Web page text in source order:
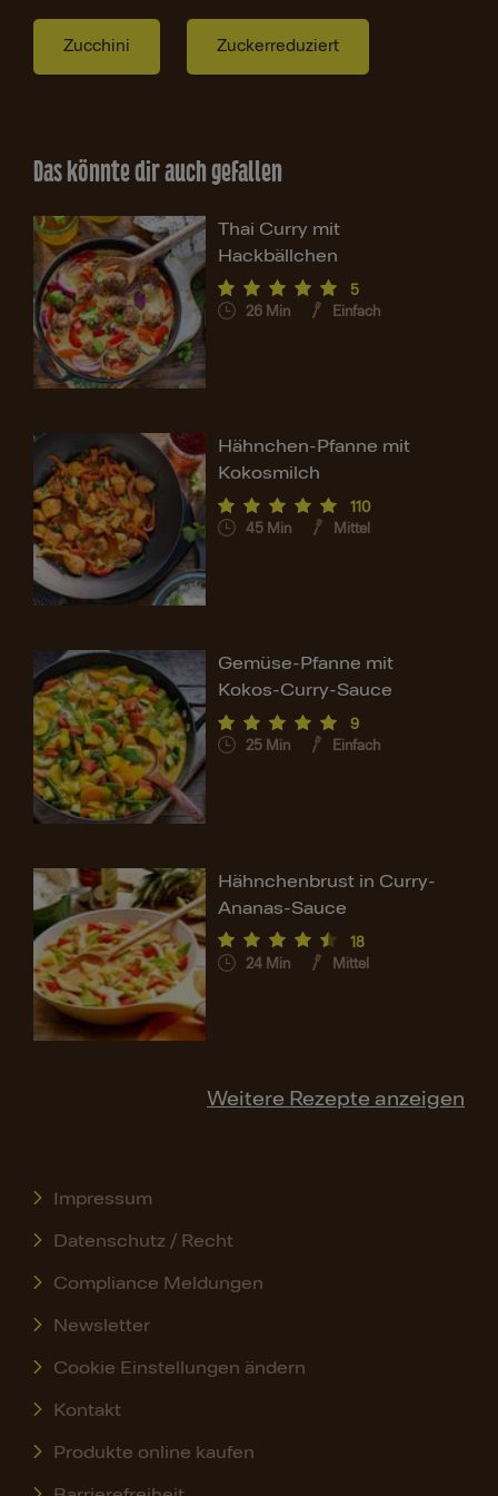
Zucchini Zuckerreduziert
Das könnte dir auch gefallen
Thai Curry mit
Hackbällchen
5
26 Min Einfach
Hähnchen-Pfanne mit
Kokosmilch
110
45 Min Mittel
Gemüse-Pfanne mit
Kokos-Curry-Sauce
9
25 Min Einfach
Hähnchenbrust in Curry-
Ananas-Sauce
18
24 Min Mittel
Weitere Rezepte anzeigen
Impressum
Datenschutz / Recht
Compliance Meldungen
Newsletter
Cookie Einstellungen ändern
Kontakt
Produkte online kaufen